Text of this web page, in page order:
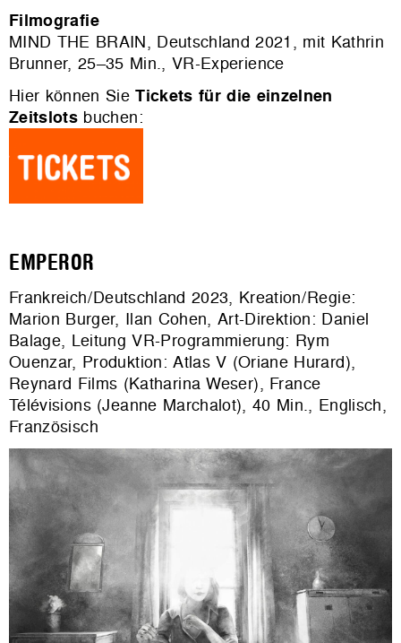
Filmografie
MIND THE BRAIN, Deutschland 2021, mit Kathrin
Brunner, 25–35 Min., VR-Experience
Hier können SieTickets für die einzelnen
Zeitslots buchen:
EMPEROR
Frankreich/Deutschland 2023, Kreation/Regie:
Marion Burger, Ilan Cohen, Art-Direktion: Daniel
Balage, Leitung VR-Programmierung: Rym
Ouenzar, Produktion: Atlas V (Oriane Hurard),
Reynard Films (Katharina Weser), France
Télévisions (Jeanne Marchalot), 40 Min., Englisch,
Französisch